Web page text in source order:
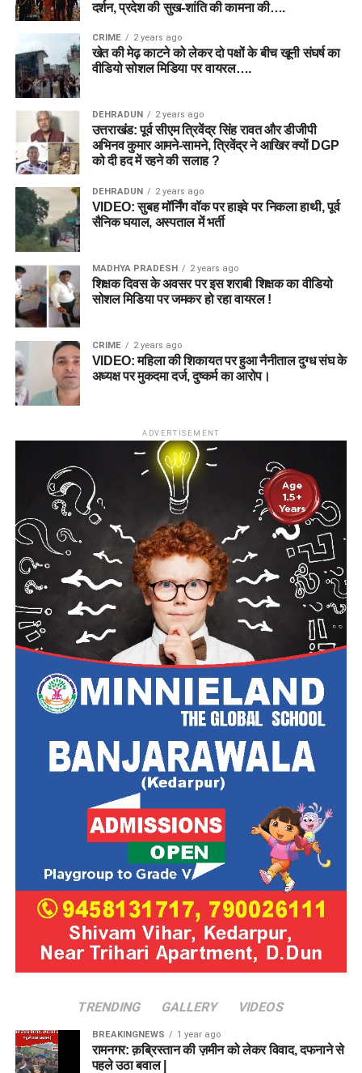
दर्शन, प्रदेश की सुख-शांति की कामना की….
CRIME 2 years ago
खेत की मेढ़ काटने को लेकर दो पक्षों के बीच खूनी संघर्ष का
वीडियो सोशल मिडिया पर वायरल….
DEHRADUN 2 years ago
उत्तराखंड: पूर्व सीएम त्रिवेंद्र सिंह रावत और डीजीपी
अभिनव कुमार आमने-सामने, त्रिवेंद्र ने आखिर क्यों DGP
को दी हद में रहने की सलाह ?
DEHRADUN 2 years ago
VIDEO: सुबह मॉर्निंग वॉक पर हाइवे पर निकला हाथी, पूर्व
सैनिक घयाल, अस्पताल में भर्ती
MADHYA PRADESH 2 years ago
शिक्षक दिवस के अवसर पर इस शराबी शिक्षक का वीडियो
सोशल मिडिया पर जमकर हो रहा वायरल !
CRIME 2 years ago
VIDEO: महिला की शिकायत पर हुआ नैनीताल दुग्ध संघ के
अध्यक्ष पर मुकदमा दर्ज, दुष्कर्म का आरोप।
ADVERTISEMENT
TRENDING GALLERY VIDEOS
BREAKINGNEWS 1 year ago
रामनगर: क़ब्रिस्तान की ज़मीन को लेकर विवाद, दफनाने से
पहले उठा बवाल |